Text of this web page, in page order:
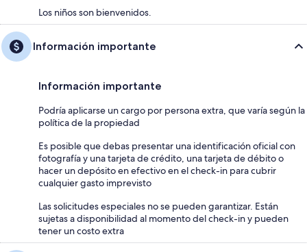
Los niños son bienvenidos.
Información importante
Información importante
Podría aplicarse un cargo por persona extra, que varía según la
política de la propiedad
Es posible que debas presentar una identificación oficial con
fotografía y una tarjeta de crédito, una tarjeta de débito o
hacer un depósito en efectivo en el check-in para cubrir
cualquier gasto imprevisto
Las solicitudes especiales no se pueden garantizar. Están
sujetas a disponibilidad al momento del check-in y pueden
tener un costo extra